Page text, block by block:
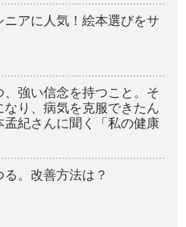
ニアに人気！絵本選びをサ
、強い信念を持つこと。そ
なり、病気を克服できたん
孟紀さんに聞く「私の健康
る。改善方法は？